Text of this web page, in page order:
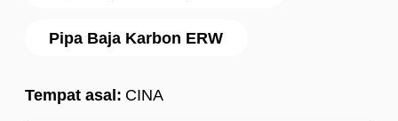
Pipa Baja Karbon ERW
Tempat asal: CINA